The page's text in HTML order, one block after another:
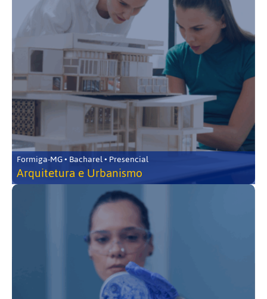
Formiga-MG • Bacharel • Presencial
Arquitetura e Urbanismo